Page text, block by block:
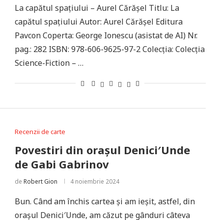
La capătul spațiului – Aurel Cărășel Titlu: La
capătul spațiului Autor: Aurel Cărășel Editura
Pavcon Coperta: George Ionescu (asistat de AI) Nr.
pag.: 282 ISBN: 978-606-9625-97-2 Colecţia: Colecţia
Science-Fiction – …
Recenzii de carte
Povestiri din orașul Denici′Unde
de Gabi Gabrinov
de Robert Gion 4 noiembrie 2024
Bun. Când am închis cartea și am ieșit, astfel, din
orașul Denici′Unde, am căzut pe gânduri câteva